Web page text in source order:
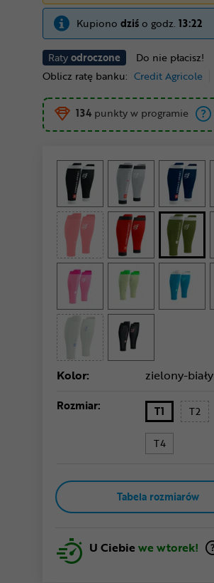
Ratyodroczone
Do nie płacisz!
Oblicz ratę banku: Credit Agricole
Kupiono dziśo godz. 13:22
134 punkty w programie
Kolor: zielony-biały
Rozmiar: T1 T2
T4
Tabela rozmiarów
U Ciebiewe wtorek!